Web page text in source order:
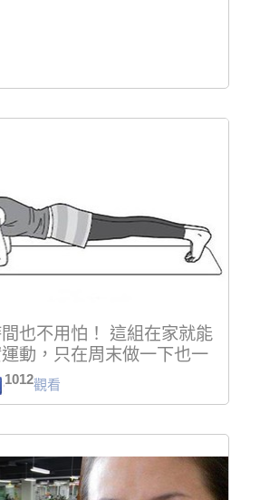
也不用怕！ 這組在家就能
動，只在周末做一下也一
1012觀看